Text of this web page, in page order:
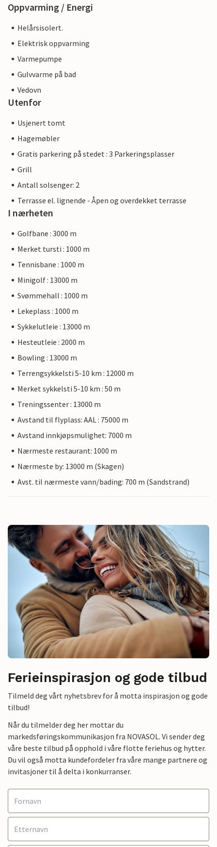
Oppvarming / Energi
Helårsisolert.
Elektrisk oppvarming
Varmepumpe
Gulvvarme på bad
Vedovn
Utenfor
Usjenert tomt
Hagemøbler
Gratis parkering på stedet : 3 Parkeringsplasser
Grill
Antall solsenger: 2
Terrasse el. lignende - Åpen og overdekket terrasse
I nærheten
Golfbane : 3000 m
Merket tursti : 1000 m
Tennisbane : 1000 m
Minigolf : 13000 m
Svømmehall : 1000 m
Lekeplass : 1000 m
Sykkelutleie : 13000 m
Hesteutleie : 2000 m
Bowling : 13000 m
Terrengsykkelsti 5-10 km : 12000 m
Merket sykkelsti 5-10 km : 50 m
Treningssenter : 13000 m
Avstand til flyplass: AAL : 75000 m
Avstand innkjøpsmulighet: 7000 m
Nærmeste restaurant: 1000 m
Nærmeste by: 13000 m (Skagen)
Avst. til nærmeste vann/bading: 700 m (Sandstrand)
Ferieinspirasjon og gode tilbud
Tilmeld deg vårt nyhetsbrev for å motta inspirasjon og gode
tilbud!
Når du tilmelder deg her mottar du
markedsføringskommunikasjon fra NOVASOL. Vi sender deg
våre beste tilbud på opphold i våre flotte feriehus og hytter.
Du vil også motta kundefordeler fra våre mange partnere og
invitasjoner til å delta i konkurranser.